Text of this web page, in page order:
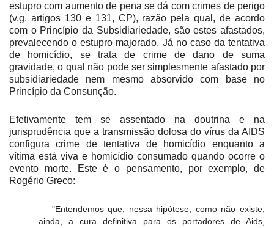
estupro com aumento de pena se dá com crimes de perigo
(v.g. artigos 130 e 131, CP), razão pela qual, de acordo
com o Princípio da Subsidiariedade, são estes afastados,
prevalecendo o estupro majorado. Já no caso da tentativa
de homicídio, se trata de crime de dano de suma
gravidade, o qual não pode ser simplesmente afastado por
subsidiariedade nem mesmo absorvido com base no
Princípio da Consunção.
Efetivamente tem se assentado na doutrina e na
jurisprudência que a transmissão dolosa do vírus da AIDS
configura crime de tentativa de homicídio enquanto a
vítima está viva e homicídio consumado quando ocorre o
evento morte. Este é o pensamento, por exemplo, de
Rogério Greco:
"Entendemos que, nessa hipótese, como não existe,
ainda, a cura definitiva para os portadores de Aids,